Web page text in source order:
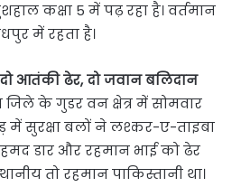
कक्षा 5 में पढ़ रहा है। वर्तमान
में रहता है।
आतंकी ढेर, दो जवान बलिदान
के गुडर वन क्षेत्र में सोमवार
सुरक्षा बलों ने लश्कर-ए-ताइबा
डार और रहमान भाई को ढेर
तो रहमान पाकिस्तानी था।